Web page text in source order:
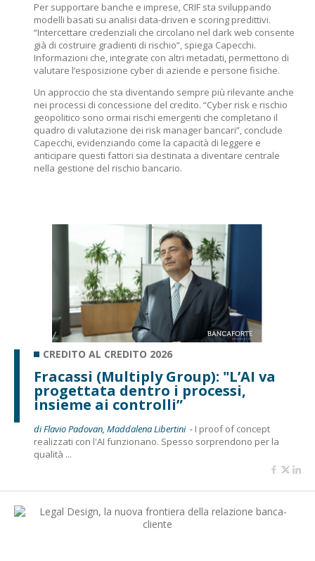
Per supportare banche e imprese, CRIF sta sviluppando
modelli basati su analisi data-driven e scoring predittivi.
“Intercettare credenziali che circolano nel dark web consente
già di costruire gradienti di rischio”, spiega Capecchi.
Informazioni che, integrate con altri metadati, permettono di
valutare l’esposizione cyber di aziende e persone fisiche.
Un approccio che sta diventando sempre più rilevante anche
nei processi di concessione del credito. “Cyber risk e rischio
geopolitico sono ormai rischi emergenti che completano il
quadro di valutazione dei risk manager bancari”, conclude
Capecchi, evidenziando come la capacità di leggere e
anticipare questi fattori sia destinata a diventare centrale
nella gestione del rischio bancario.
CREDITO AL CREDITO 2026
Fracassi (Multiply Group): "L’AI va
progettata dentro i processi,
insieme ai controlli”
di Flavio Padovan, Maddalena Libertini - I proof of concept
realizzati con l'AI funzionano. Spesso sorprendono per la
qualità ...